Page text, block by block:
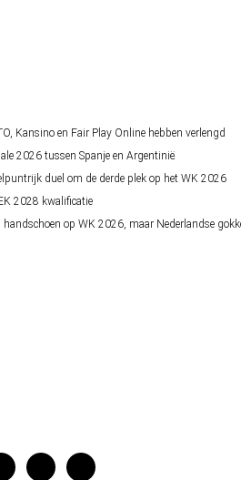
Kansino en Fair Play Online hebben verlengd
2026 tussen Spanje en Argentinië
duel om de derde plek op het WK 2026
2028 kwalificatie
op WK 2026, maar Nederlandse